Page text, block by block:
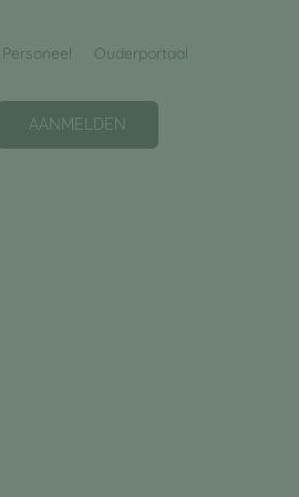
Personeel Ouderportaal
AANMELDEN